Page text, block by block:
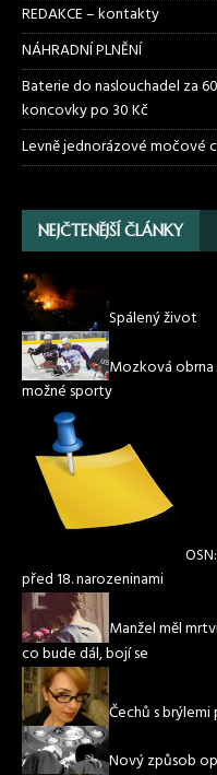
REDAKCE – kontakty
NÁHRADNÍ PLNĚNÍ
Baterie do naslouchadel za
koncovky po 30 Kč
Levně jednorázové močové
NEJČTENĚJŠÍ ČLÁNKY
Spálený život
Mozková obrna
možné sporty
před 18. narozeninami
Manžel měl
co bude dál, bojí se
Čechů s
Nový způsob